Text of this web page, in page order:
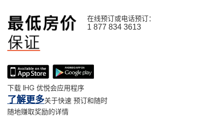
在线预订或电话预订：
1 877 834 3613
下载 IHG 优悦会应用程序
了解更多关于快速 预订和随时
随地赚取奖励的详情